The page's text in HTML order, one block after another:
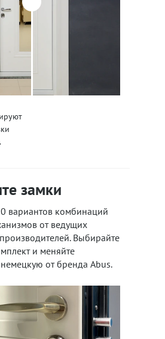
замки
вариантов комбинаций
от ведущих
Выбирайте
и меняйте
от бренда Abus.